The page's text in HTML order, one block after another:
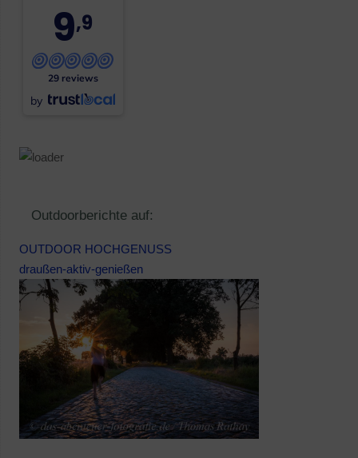
9,9
29 reviews
by
Outdoorberichte auf:
OUTDOOR HOCHGENUSS
draußen-aktiv-genießen